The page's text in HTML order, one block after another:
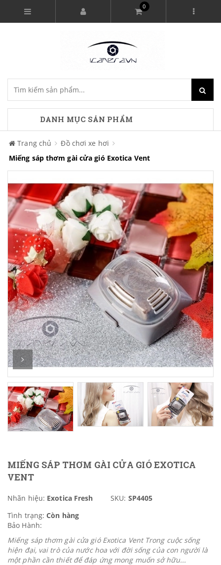
0
DANH MỤC SẢN PHẨM
Trang chủ
Đồ chơi xe hơi
Miếng sáp thơm gài cửa gió Exotica Vent
MIẾNG SÁP THƠM GÀI CỬA GIÓ EXOTICA
VENT
Nhãn hiệu: Exotica Fresh SKU: SP4405
Tình trạng: Còn hàng
Bảo Hành:
Miếng sáp thơm gài cửa gió Exotica Vent Trong cuộc sống
hiện đại, vai trò của nước hoa với đời sống của con người là
một phần cần thiết để đáp ứng mong muốn sở hữu...